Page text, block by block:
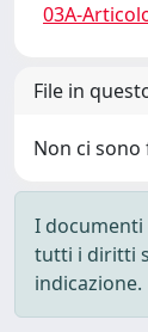
03A-
File in
Non ci
I documenti
tutti i diritti
indicazione.